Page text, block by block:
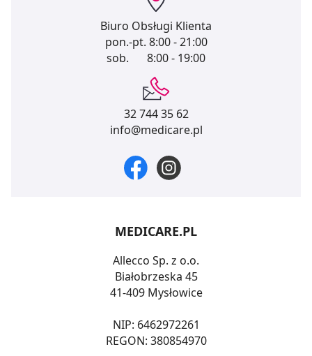
Biuro Obsługi Klienta
pon.-pt. 8:00 - 21:00
sob.
8:00 - 19:00
32 744 35 62
info@medicare.pl
MEDICARE.PL
Allecco Sp. z o.o.
Białobrzeska 45
41-409 Mysłowice
NIP: 6462972261
REGON: 380854970